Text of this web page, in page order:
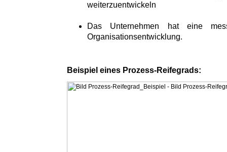
weiterzuentwickeln
Das Unternehmen hat eine
Organisationsentwicklung.
Beispiel eines Prozess-Reifegrads: